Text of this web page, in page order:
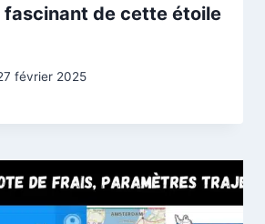
fascinant de cette étoile
février 2025